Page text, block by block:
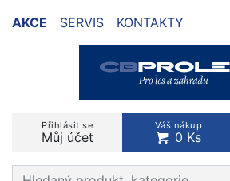
AKCE SERVIS KONTAKTY
Přihlásit se
Můj účet
Váš nákup
0 Ks
Prohledat web